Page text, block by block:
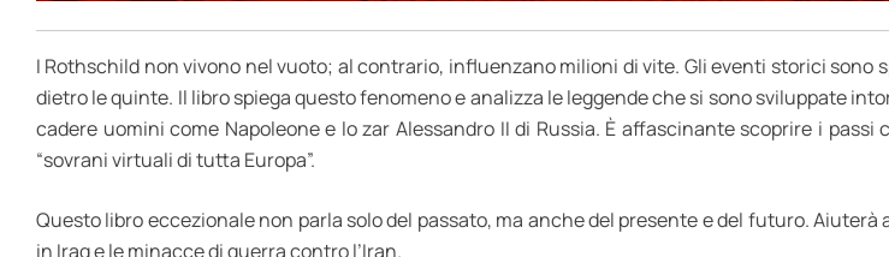
I Rothschild non vivono nel vuoto; al contrario, influenzano milioni di vite. Gli eventi storici
dietro le quinte. Il libro spiega questo fenomeno e analizza le leggende che si sono sviluppate
cadere uomini come Napoleone e lo zar Alessandro II di Russia. È affascinante scoprire i
“sovrani virtuali di tutta Europa”.
Questo libro eccezionale non parla solo del passato, ma anche del presente e del futuro.
in Iraq e le minacce di guerra contro l’Iran.